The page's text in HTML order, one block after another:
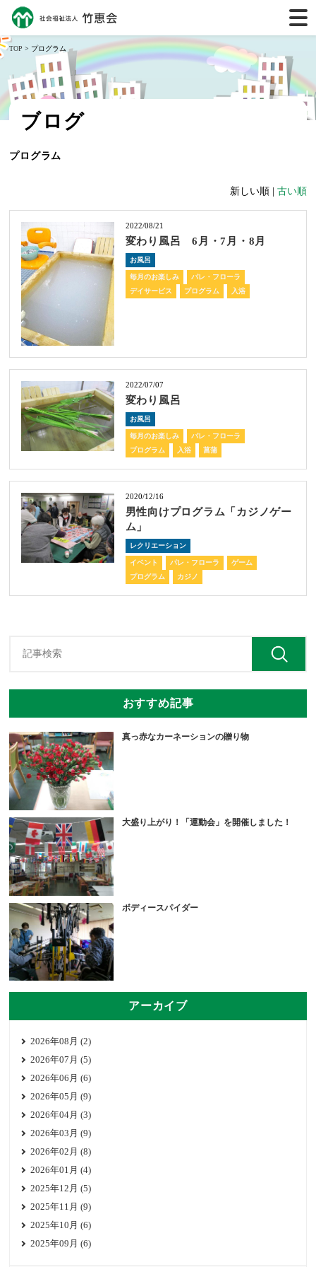
TOP > プログラム
ブログ
プログラム
新しい順 | 古い順
2022/08/21
変わり風呂 6月・7月・8月
お風呂
毎月のお楽しみ
パレ・フローラ
デイサービス
プログラム 入浴
2022/07/07
変わり風呂
お風呂
毎月のお楽しみ
パレ・フローラ
プログラム
入浴 菖蒲
2020/12/16
男性向けプログラム「カジノゲー
ム」
レクリエーション
イベント パレ・フローラ
ゲーム
プログラム
カジノ
おすすめ記事
真っ赤なカーネーションの贈り物
大盛り上がり！「運動会」を開催しました！
ボディースパイダー
アーカイブ
2026年08月 (2)
2026年07月 (5)
2026年06月 (6)
2026年05月 (9)
2026年04月 (3)
2026年03月 (9)
2026年02月 (8)
2026年01月 (4)
2025年12月 (5)
2025年11月 (9)
2025年10月 (6)
2025年09月 (6)